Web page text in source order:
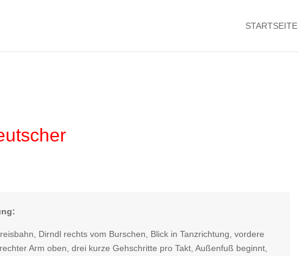
STARTSEITE
Dirndl rechts vom Burschen, Blick in Tanzrichtung, vordere
Arm oben, drei kurze Gehschritte pro Takt, Außenfuß beginnt,